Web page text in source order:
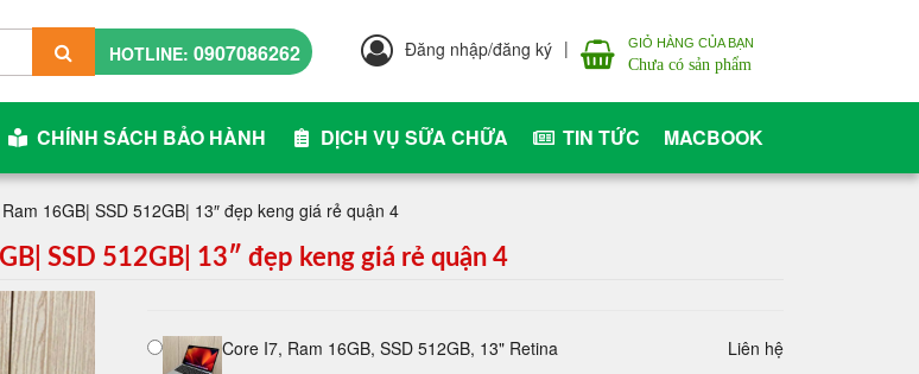
HOTLINE: 0907086262 Đăng nhập/đăng ký | GIỎ HÀNG CỦA BẠN
Chưa có sản phẩm
CHÍNH SÁCH BẢO HÀNH DỊCH VỤ SỮA CHỮA TIN TỨC MACBOOK
16GB| SSD 512GB| 13″ đẹp keng giá rẻ quận 4
SSD 512GB| 13″ đẹp keng giá rẻ quận 4
Core I7, Ram 16GB, SSD 512GB, 13" Retina Liên hệ